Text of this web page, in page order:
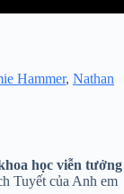
Hammer, Nathan
học viễn tưởng
Tuyết của Anh em